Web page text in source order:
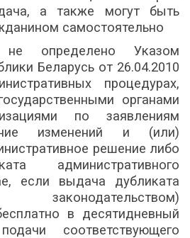
а также могут быть
самостоятельно
определено Указом
Беларусь от 26.04.2010
процедурах,
органами
по заявлениям
изменений и (или)
решение либо
административного
если выдача дубликата
в десятидневный
соответствующего